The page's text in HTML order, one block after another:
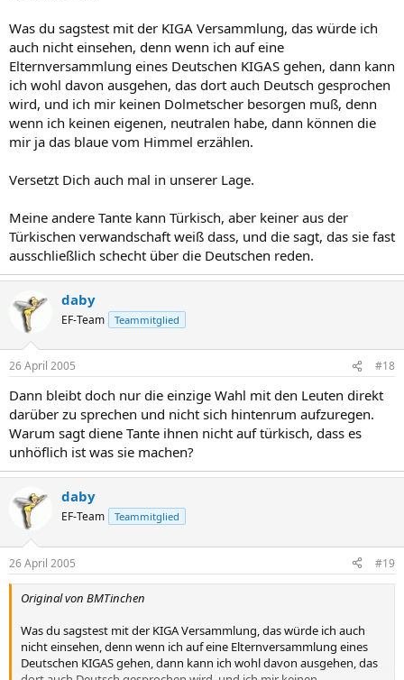
Was du sagstest mit der KIGA Versammlung, das würde ich
auch nicht einsehen, denn wenn ich auf eine
Elternversammlung eines Deutschen KIGAS gehen, dann kann
ich wohl davon ausgehen, das dort auch Deutsch gesprochen
wird, und ich mir keinen Dolmetscher besorgen muß, denn
wenn ich keinen eigenen, neutralen habe, dann können die
mir ja das blaue vom Himmel erzählen.
Versetzt Dich auch mal in unserer Lage.
Meine andere Tante kann Türkisch, aber keiner aus der
Türkischen verwandschaft weiß dass, und die sagt, das sie fast
ausschließlich schecht über die Deutschen reden.
daby
EF-Team Teammitglied
26 April 2005 #18
Dann bleibt doch nur die einzige Wahl mit den Leuten direkt
darüber zu sprechen und nicht sich hintenrum aufzuregen.
Warum sagt diene Tante ihnen nicht auf türkisch, dass es
unhöflich ist was sie machen?
daby
EF-Team Teammitglied
26 April 2005 #19
Original von BMTinchen
Was du sagstest mit der KIGA Versammlung, das würde ich auch
nicht einsehen, denn wenn ich auf eine Elternversammlung eines
Deutschen KIGAS gehen, dann kann ich wohl davon ausgehen, das